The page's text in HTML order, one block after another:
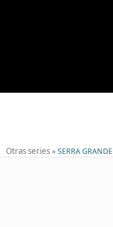
Otras series »SERRA GRANDE